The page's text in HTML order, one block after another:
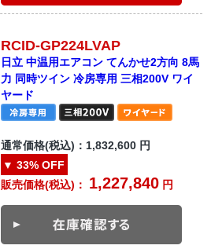
RCID-GP224LVAP
日立 中温用エアコン てんかせ2方向 8馬
力 同時ツイン 冷房専用 三相200V ワイ
ヤード
通常価格(税込)： 1,832,600 円
▼ 33% OFF
販売価格(税込)： 1,227,840 円